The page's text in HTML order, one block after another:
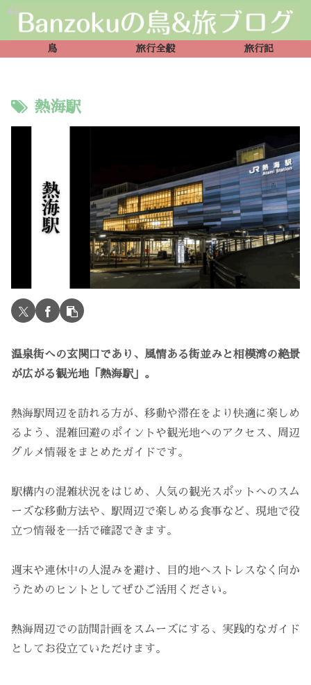
鳥 旅行全般 旅行記
熱海駅
温泉街への玄関口であり、風情ある街並みと相模湾の絶景
が広がる観光地「熱海駅」。
熱海駅周辺を訪れる方が、移動や滞在をより快適に楽しめ
るよう、混雑回避のポイントや観光地へのアクセス、周辺
グルメ情報をまとめたガイドです。
駅構内の混雑状況をはじめ、人気の観光スポットへのスム
ーズな移動方法や、駅周辺で楽しめる食事など、現地で役
立つ情報を一括で確認できます。
週末や連休中の人混みを避け、目的地へストレスなく向か
うためのヒントとしてぜひご活用ください。
熱海周辺での訪問計画をスムーズにする、実践的なガイド
としてお役立ていただけます。